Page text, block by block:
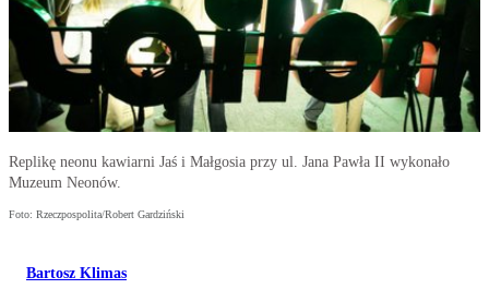
Replikę neonu kawiarni Jaś i Małgosia przy ul. Jana Pawła II wykonało
Muzeum Neonów.
Foto: Rzeczpospolita/Robert Gardziński
Bartosz Klimas